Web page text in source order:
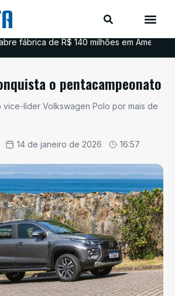
fábrica de R$ 140 milhões em
o pentacampeonato
vice-líder Volkswagen Polo por mais de
14 de janeiro de 2026 16:57